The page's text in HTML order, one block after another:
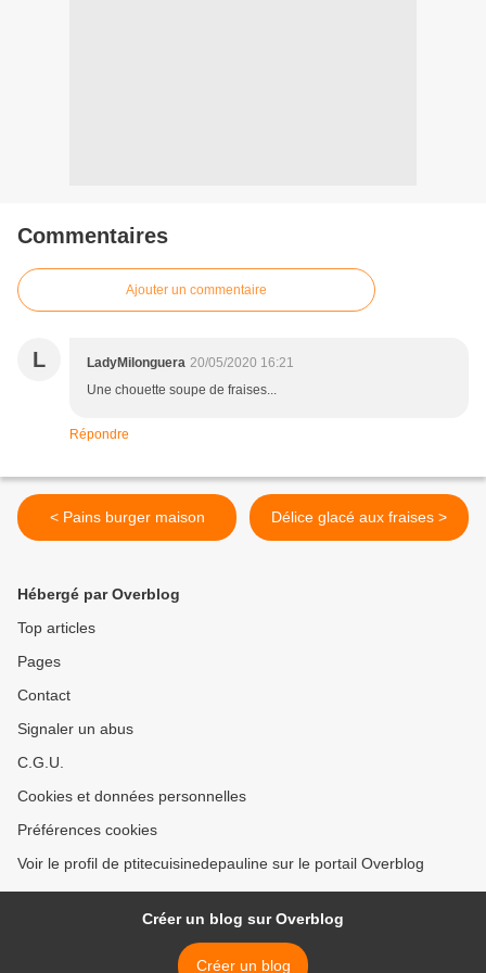
Commentaires
Ajouter un commentaire
L LadyMilonguera 20/05/2020 16:21
Une chouette soupe de fraises...
Répondre
< Pains burger maison Délice glacé aux fraises >
Hébergé par Overblog
Top articles
Pages
Contact
Signaler un abus
C.G.U.
Cookies et données personnelles
Préférences cookies
Voir le profil de ptitecuisinedepauline sur le portail Overblog
Créer un blog sur Overblog
Créer un blog